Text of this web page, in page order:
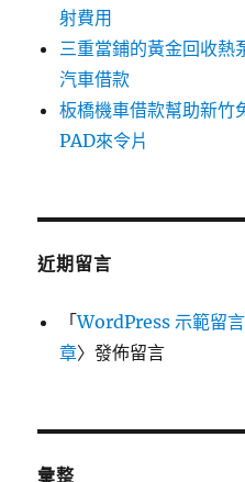
射費用
三重當鋪的黃金回收熱
汽車借款
板橋機車借款幫助新竹
PAD來令片
近期留言
「WordPress 示範留
章〉發佈留言
彙整